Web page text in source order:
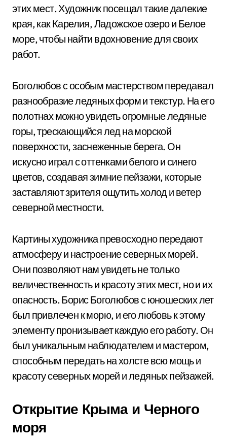
этих мест. Художник посещал такие далекие
края, как Карелия, Ладожское озеро и Белое
море, чтобы найти вдохновение для своих
работ.
Боголюбов с особым мастерством передавал
разнообразие ледяных форм и текстур. На его
полотнах можно увидеть огромные ледяные
горы, трескающийся лед на морской
поверхности, заснеженные берега. Он
искусно играл с оттенками белого и синего
цветов, создавая зимние пейзажи, которые
заставляют зрителя ощутить холод и ветер
северной местности.
Картины художника превосходно передают
атмосферу и настроение северных морей.
Они позволяют нам увидеть не только
величественность и красоту этих мест, но и их
опасность. Борис Боголюбов с юношеских лет
был привлечен к морю, и его любовь к этому
элементу пронизывает каждую его работу. Он
был уникальным наблюдателем и мастером,
способным передать на холсте всю мощь и
красоту северных морей и ледяных пейзажей.
Открытие Крыма и Черного
моря